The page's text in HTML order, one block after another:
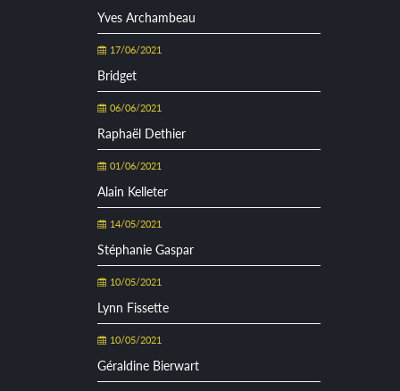
Yves Archambeau
17/06/2021
Bridget
06/06/2021
Raphaël Dethier
01/06/2021
Alain Kelleter
14/05/2021
Stéphanie Gaspar
10/05/2021
Lynn Fissette
10/05/2021
Géraldine Bierwart